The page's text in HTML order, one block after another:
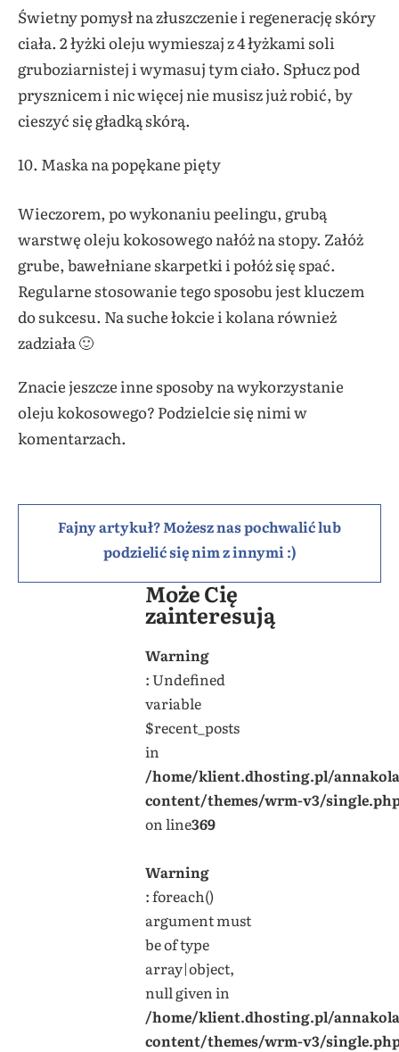
Świetny pomysł na złuszczenie i regenerację skóry
ciała. 2 łyżki oleju wymieszaj z 4 łyżkami soli
gruboziarnistej i wymasuj tym ciało. Spłucz pod
prysznicem i nic więcej nie musisz już robić, by
cieszyć się gładką skórą.
Maska na popękane pięty
Wieczorem, po wykonaniu peelingu, grubą
warstwę oleju kokosowego nałóż na stopy. Załóż
grube, bawełniane skarpetki i połóż się spać.
Regularne stosowanie tego sposobu jest kluczem
do sukcesu. Na suche łokcie i kolana również
zadziała 🙂
Znacie jeszcze inne sposoby na wykorzystanie
oleju kokosowego? Podzielcie się nimi w
komentarzach.
Fajny artykuł? Możesz nas pochwalić lub
podzielić się nim z innymi :)
Może Cię
zainteresują
Warning
: Undefined
variable
$recent_posts
in
/home/klient.dhosting.pl/
content/themes/wrm-v3/
on line369
Warning
: foreach()
argument must
be of type
array|object,
null given in
/home/klient.dhosting.pl/
content/themes/wrm-v3/